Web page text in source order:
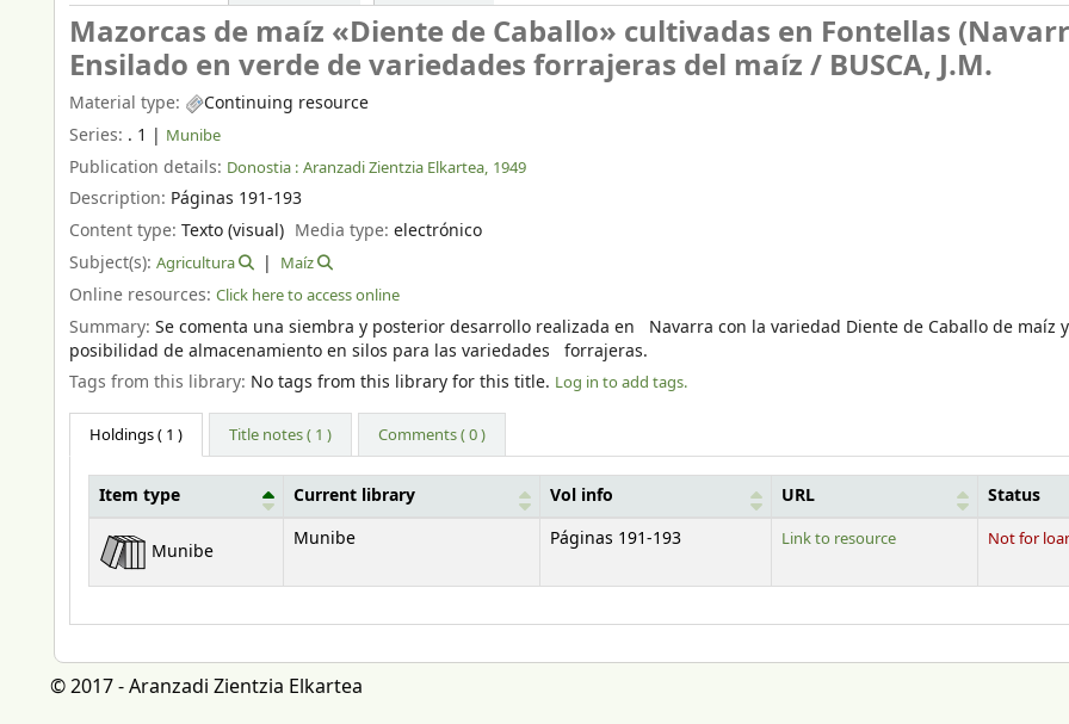
Mazorcas de maíz «Diente de Caballo» cultivadas en Fontellas
Ensilado en verde de variedades forrajeras del maíz / BUSCA, J.M.
Material type:
Continuing resource
Series: . 1 | Munibe
Publication details: Donostia : Aranzadi Zientzia Elkartea, 1949
Description: Páginas 191-193
Content type: Texto (visual) Media type:electrónico
Subject(s): Agricultura Maíz
Online resources: Click here to access online
Summary: Se comenta una siembra y posterior desarrollo realizada en Navarra con la variedad Diente de Caballo de maíz
posibilidad de almacenamiento en silos para las variedades forrajeras.
Tags from this library: No tags from this library for this title. Log in to add tags.
Holdings( 1 ) Title notes ( 1 ) Comments ( 0 )
Holdings
Item type Current library Vol info URL Status
Munibe
Munibe Páginas 191-193 Link to resource Not for
© 2017 - Aranzadi Zientzia Elkartea